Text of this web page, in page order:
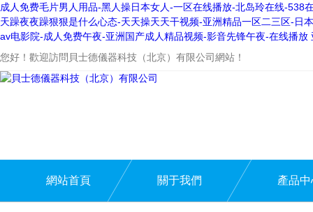
成人免费毛片男人用品-黑人操日本女人-一区在线播放-北岛玲在线-
天躁夜夜躁狠狠是什么心态-天天操天天干视频-亚洲精品一区二三区-
av电影院-成人免费午夜-亚洲国产成人精品视频-影音先锋午夜-在线播
您好！歡迎訪問貝士德儀器科技（北京）有限公司網站！
網站首頁 關于我們 產品中